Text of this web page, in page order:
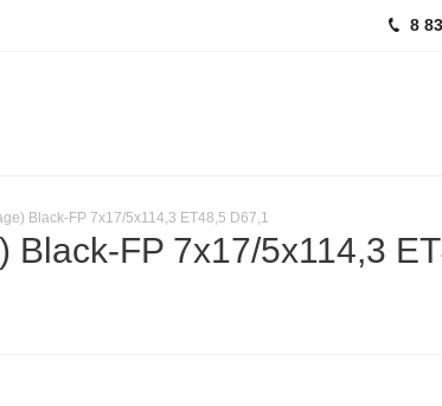
8
Black-FP 7x17/5x114,3 ET48,5 D67,1
FP 7x17/5x114,3